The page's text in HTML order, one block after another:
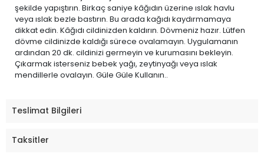
şekilde yapıştırın. Birkaç saniye kâğıdın üzerine ıslak havlu
veya ıslak bezle bastırın. Bu arada kağıdı kaydırmamaya
dikkat edin. Kâğıdı cildinizden kaldırın. Dövmeniz hazır. Lütfen
dövme cildinizde kaldığı sürece ovalamayın. Uygulamanın
ardından 20 dk. cildinizi germeyin ve kurumasını bekleyin.
Çıkarmak isterseniz bebek yağı, zeytinyağı veya ıslak
mendillerle ovalayın. Güle Güle Kullanın..
Teslimat Bilgileri
Taksitler